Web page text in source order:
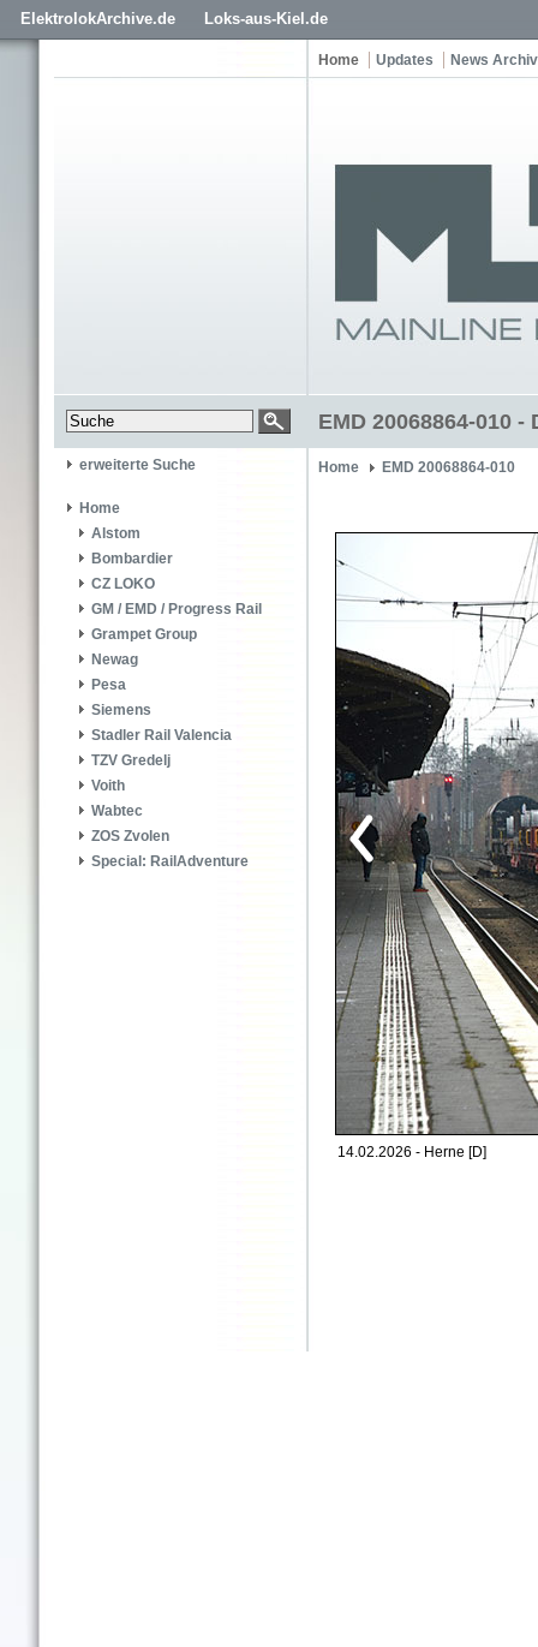
ElektrolokArchive.de Loks-aus-Kiel.de
Home Updates News Archiv
EMD 20068864-010
erweiterte Suche
Home
Alstom
Bombardier
CZ LOKO
GM / EMD / Progress Rail
Grampet Group
Newag
Pesa
Siemens
Stadler Rail Valencia
TZV Gredelj
Voith
Wabtec
ZOS Zvolen
Special: RailAdventure
Home EMD 20068864-010
14.02.2026 - Herne [D]